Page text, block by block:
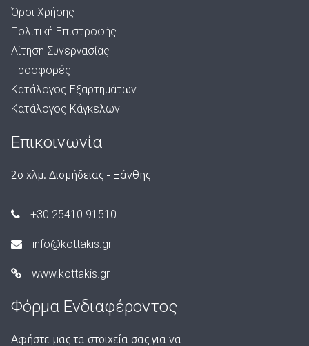
Όροι Χρήσης
Πολιτική Επιστροφής
Αίτηση Συνεργασίας
Προσφορές
Κατάλογος Εξαρτημάτων
Κατάλογος Κάγκελων
Επικοινωνία
2ο χλμ. Διομήδειας - Ξάνθης
+30 25410 91510
info@kottakis.gr
www.kottakis.gr
Φόρμα Ενδιαφέροντος
Αφήστε μας τα στοιχεία σας για να